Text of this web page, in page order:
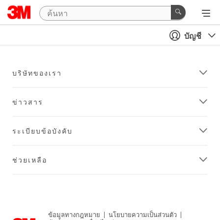
บัญชี
บริษัทของเรา
ข่าวสาร
ระเบียบข้อบังคับ
ช่วยเหลือ
ข้อมูลทางกฎหมาย | นโยบายความเป็นส่วนตัว |